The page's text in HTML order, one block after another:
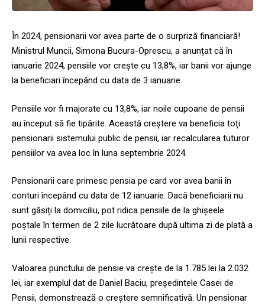
În 2024, pensionarii vor avea parte de o surpriză financiară!
Ministrul Muncii, Simona Bucura-Oprescu, a anunțat că în
ianuarie 2024, pensiile vor crește cu 13,8%, iar banii vor ajunge
la beneficiari începând cu data de 3 ianuarie.
Pensiile vor fi majorate cu 13,8%, iar noile cupoane de pensii
au început să fie tipărite. Această creștere va beneficia toți
pensionarii sistemului public de pensii, iar recalcularea tuturor
pensiilor va avea loc în luna septembrie 2024.
Pensionarii care primesc pensia pe card vor avea banii în
conturi începând cu data de 12 ianuarie. Dacă beneficiarii nu
sunt găsiți la domiciliu, pot ridica pensiile de la ghișeele
poștale în termen de 2 zile lucrătoare după ultima zi de plată a
lunii respective.
Valoarea punctului de pensie va crește de la 1.785 lei la 2.032
lei, iar exemplul dat de Daniel Baciu, președintele Casei de
Pensii, demonstrează o creștere semnificativă. Un pensionar